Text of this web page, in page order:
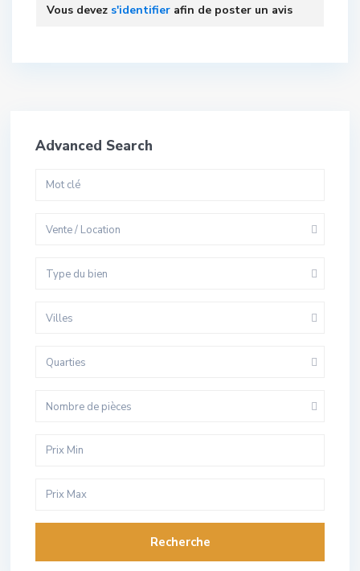
Vous devez s'identifier afin de poster un avis
Advanced Search
Vente / Location
Type du bien
Villes
Quarties
Nombre de pièces
Recherche